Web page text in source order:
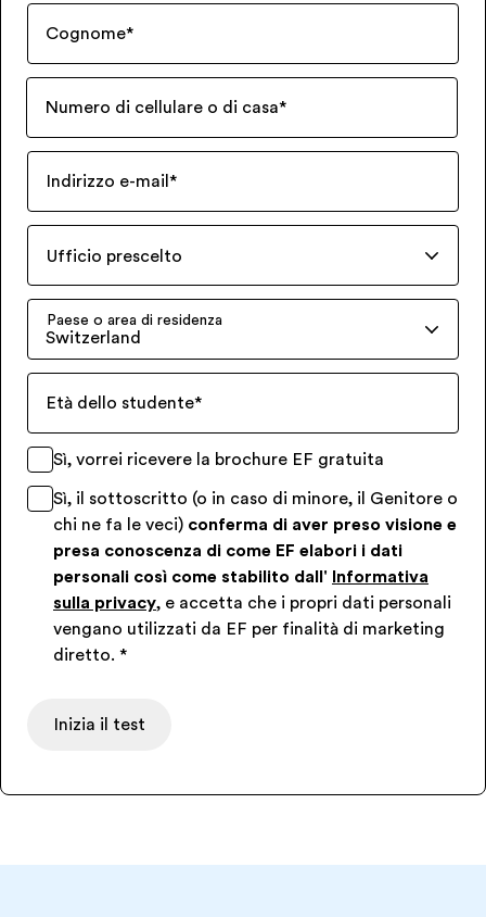
Cognome*
Numero di cellulare o di casa*
Indirizzo e-mail *
Ufficio prescelto
Paese o area di residenza
Switzerland
Età dello studente*
Sì, vorrei ricevere la brochure EF gratuita
Sì, il sottoscritto (o in caso di minore, il Genitore o
chi ne fa le veci) conferma di aver preso visione e
presa conoscenza di come EF elabori i dati
personali così come stabilito dall' Informativa
sulla privacy, e accetta che i propri dati personali
vengano utilizzati da EF per finalità di marketing
diretto. *
Inizia il test